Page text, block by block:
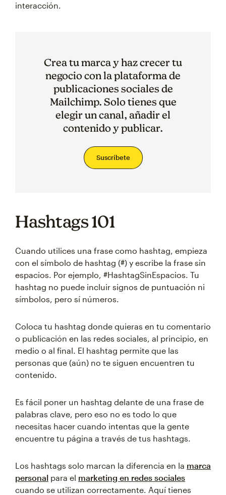
interacción.
Crea tu marca y haz crecer tu
negocio con la plataforma de
publicaciones sociales de
Mailchimp. Solo tienes que
elegir un canal, añadir el
contenido y publicar.
Suscríbete
Hashtags 101
Cuando utilices una frase como hashtag, empieza
con el símbolo de hashtag (#) y escribe la frase sin
espacios. Por ejemplo, #HashtagSinEspacios. Tu
hashtag no puede incluir signos de puntuación ni
símbolos, pero sí números.
Coloca tu hashtag donde quieras en tu comentario
o publicación en las redes sociales, al principio, en
medio o al final. El hashtag permite que las
personas que (aún) no te siguen encuentren tu
contenido.
Es fácil poner un hashtag delante de una frase de
palabras clave, pero eso no es todo lo que
necesitas hacer cuando intentas que la gente
encuentre tu página a través de tus hashtags.
Los hashtags solo marcan la diferencia en la marca
personal para el marketing en redes sociales
cuando se utilizan correctamente. Aquí tienes